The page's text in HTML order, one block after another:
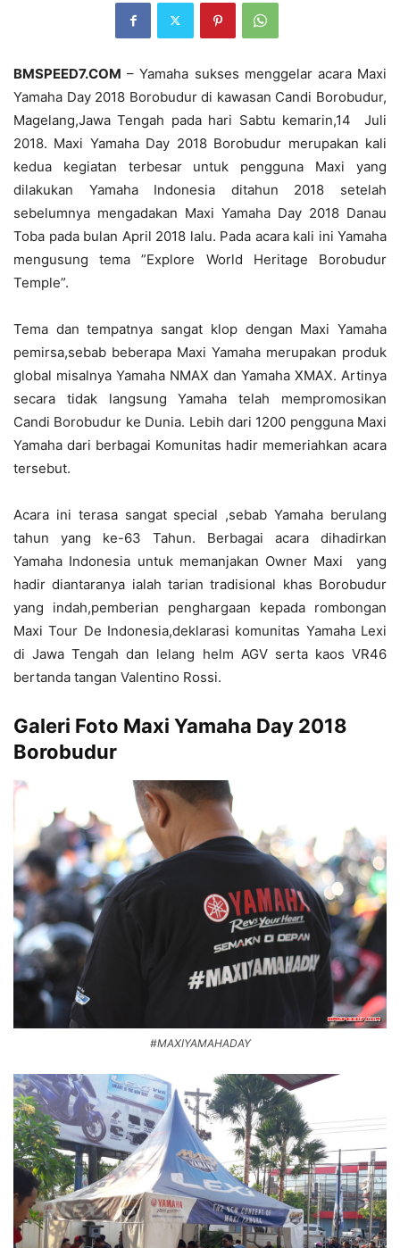
BMSPEED7.COM – Yamaha sukses menggelar acara Maxi
Yamaha Day 2018 Borobudur di kawasan Candi Borobudur,
Magelang,Jawa Tengah pada hari Sabtu kemarin,14 Juli
2018. Maxi Yamaha Day 2018 Borobudur merupakan kali
kedua kegiatan terbesar untuk pengguna Maxi yang
dilakukan Yamaha Indonesia ditahun 2018 setelah
sebelumnya mengadakan Maxi Yamaha Day 2018 Danau
Toba pada bulan April 2018 lalu. Pada acara kali ini Yamaha
mengusung tema ”Explore World Heritage Borobudur
Temple”.
Tema dan tempatnya sangat klop dengan Maxi Yamaha
pemirsa,sebab beberapa Maxi Yamaha merupakan produk
global misalnya Yamaha NMAX dan Yamaha XMAX. Artinya
secara tidak langsung Yamaha telah mempromosikan
Candi Borobudur ke Dunia. Lebih dari 1200 pengguna Maxi
Yamaha dari berbagai Komunitas hadir memeriahkan acara
tersebut.
Acara ini terasa sangat special ,sebab Yamaha berulang
tahun yang ke-63 Tahun. Berbagai acara dihadirkan
Yamaha Indonesia untuk memanjakan Owner Maxi yang
hadir diantaranya ialah tarian tradisional khas Borobudur
yang indah,pemberian penghargaan kepada rombongan
Maxi Tour De Indonesia,deklarasi komunitas Yamaha Lexi
di Jawa Tengah dan lelang helm AGV serta kaos VR46
bertanda tangan Valentino Rossi.
Galeri Foto Maxi Yamaha Day 2018
Borobudur
#MAXIYAMAHADAY